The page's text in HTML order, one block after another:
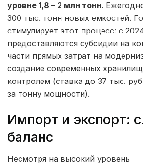
уровне 1,8 – 2 млн тонн.
300 тыс. тонн новых емкостей.
стимулирует этот процесс: с
предоставляются субсидии на
части прямых затрат на
создание современных
контролем (ставка до 37 тыс.
за тонну мощности).
Импорт и экспорт:
баланс
Несмотря на высокий уровень